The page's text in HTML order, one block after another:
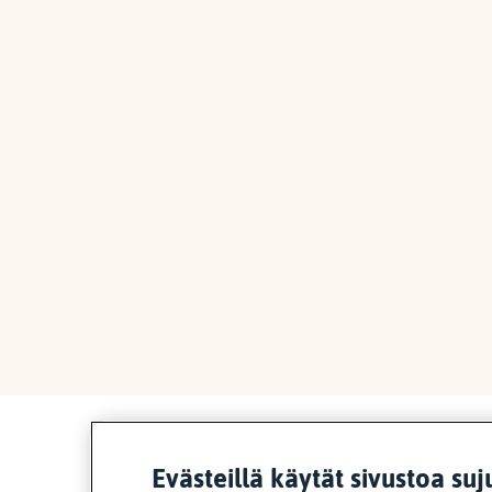
Evästeillä käytät sivustoa